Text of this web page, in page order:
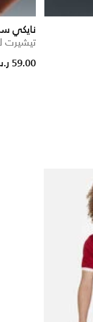
نايكي
تيشيرت
Price reduced from
59.00 ر.س